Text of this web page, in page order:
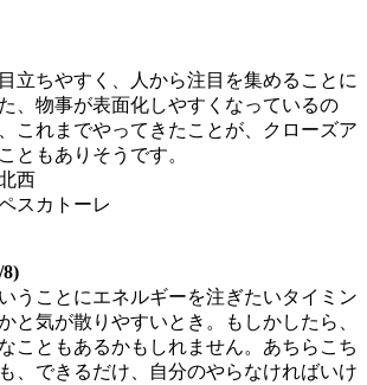
立ちやすく、人から注目を集めることに
、物事が表面化しやすくなっているの
これまでやってきたことが、クローズア
ともありそうです。
西
カトーレ
うことにエネルギーを注ぎたいタイミン
と気が散りやすいとき。もしかしたら、
こともあるかもしれません。あちらこち
、できるだけ、自分のやらなければいけ